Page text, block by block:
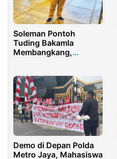
Soleman Pontoh
Tuding Bakamla
Membangkang,
Demo di Depan Polda
Metro Jaya, Mahasiswa